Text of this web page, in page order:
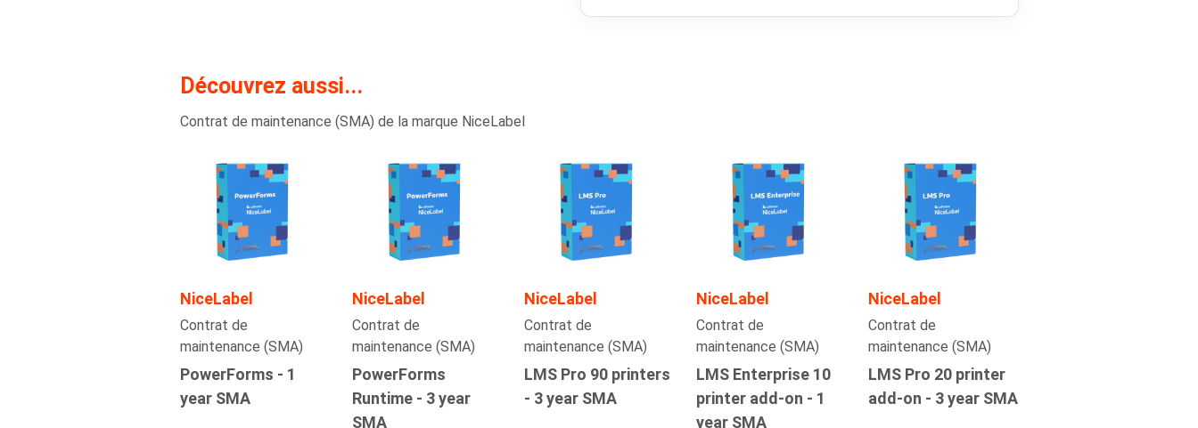
Découvrez aussi...
Contrat de maintenance (SMA) de la marque NiceLabel
NiceLabel
Contrat de
maintenance (SMA)
PowerForms - 1
year SMA
NiceLabel
Contrat de
maintenance (SMA)
PowerForms
Runtime - 3 year
SMA
NiceLabel
Contrat de
maintenance (SMA)
LMS Pro 90 printers
- 3 year SMA
NiceLabel
Contrat de
maintenance (SMA)
LMS Enterprise 10
printer add-on - 1
year SMA
NiceLabel
Contrat de
maintenance (SMA)
LMS Pro 20 printer
add-on - 3 year SMA